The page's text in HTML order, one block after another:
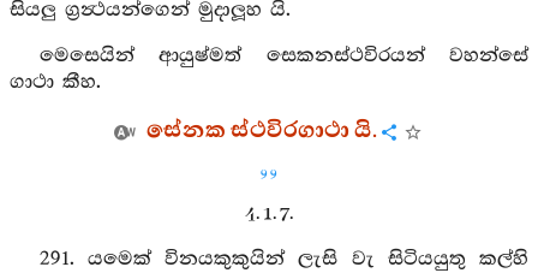
සියලු ග්‍රන්‍ථයන්ගෙන් මුදාලූහ යි.
මෙසෙයින් ආයුෂ්මත් සෙකනස්ථවිරයන් වහන්සේ
ගාථා කීහ.
සේනක ස්ථවිරගාථා යි.
99
4. 1. 7.
291. යමෙක් විනයකුකුයින් ලැසි වැ සිටියයුතු කල්හි